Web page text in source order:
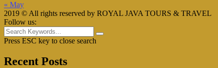
« May
2019 © All rights reserved by ROYAL JAVA TOURS & TRAVEL
Follow us:
Press ESC key to close search
Recent Posts